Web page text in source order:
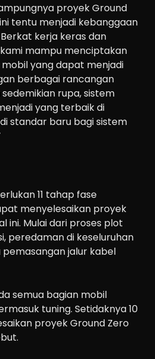
proyek Ground
tentu menjadi kebanggaan
kerja keras dan
mampu menciptakan
yang dapat menjadi
berbagai rancangan
rupa, sistem
yang terbaik di
standar baru bagi sistem
11 tahap fase
menyelesaikan proyek
ini. Mulai dari proses plot
peredaman di keseluruhan
jalur kabel
semua bagian mobil
tuning. Setidaknya 10
proyek Ground Zero